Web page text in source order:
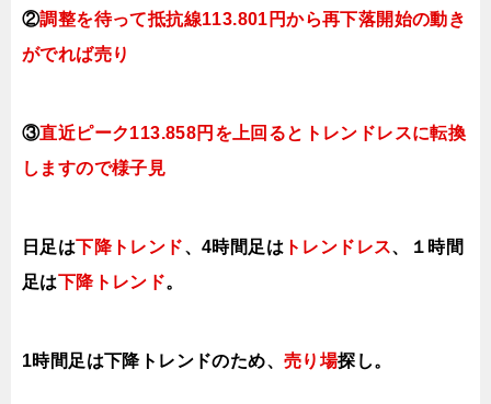
②調整を待って抵抗線113.801円から再下落開始の動き
がでれば売り
③直近ピーク113.858円を上回るとトレンドレスに転換
しますので様子見
日足は下降トレンド、4時間足は トレンドレス、１時間
足は下降トレンド。
1時間足は下降トレンドのため、売り場探し。